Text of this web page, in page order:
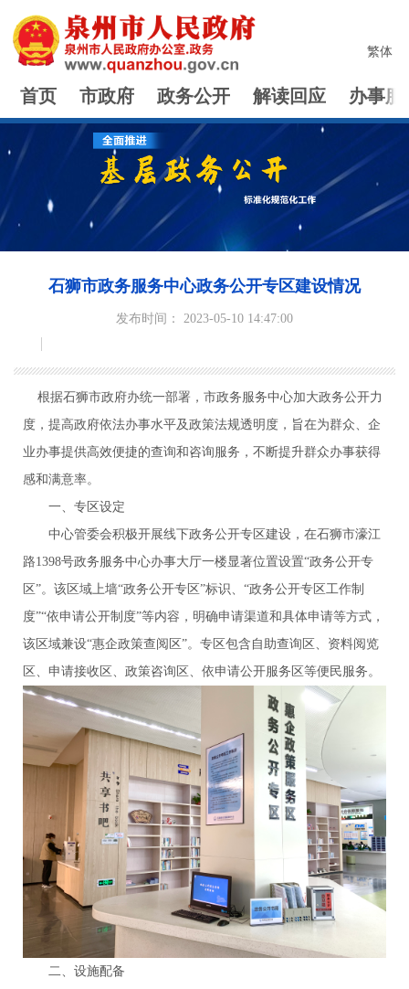
繁体
首页 市政府 政务公开 解读回应 办事服
石狮市政务服务中心政务公开专区建设情况
发布时间： 2023-05-10 14:47:00
根据石狮市政府办统一部署，市政务服务中心加大政务公开力
度，提高政府依法办事水平及政策法规透明度，旨在为群众、企
业办事提供高效便捷的查询和咨询服务，不断提升群众办事获得
感和满意率。
一、专区设定
中心管委会积极开展线下政务公开专区建设，在石狮市濠江
路1398号政务服务中心办事大厅一楼显著位置设置“政务公开专
区”。该区域上墙“政务公开专区”标识、“政务公开专区工作制
度”“依申请公开制度”等内容，明确申请渠道和具体申请等方式，
该区域兼设“惠企政策查阅区”。专区包含自助查询区、资料阅览
区、申请接收区、政策咨询区、依申请公开服务区等便民服务。
二、设施配备